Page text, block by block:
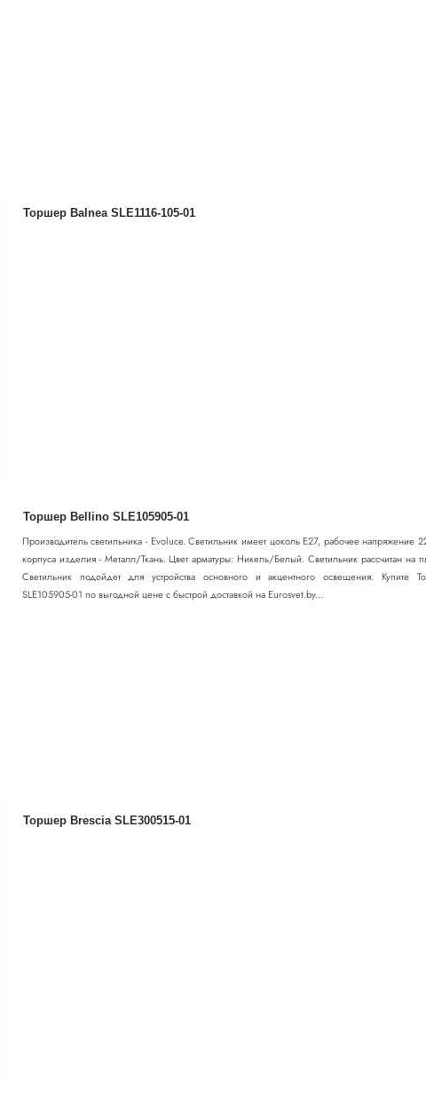
Торшер Balnea SLE1116-105-01
Торшер Bellino SLE105905-01
Производитель светильника - Evoluce. Светильник имеет цоколь E27, рабочее напряжение
корпуса изделия - Металл/Ткань. Цвет арматуры: Никель/Белый. Светильник рассчитан на
Светильник подойдет для устройства основного и акцентного освещения. Купите
SLE105905-01 по выгодной цене с быстрой доставкой на Eurosvet.by...
Торшер Brescia SLE300515-01